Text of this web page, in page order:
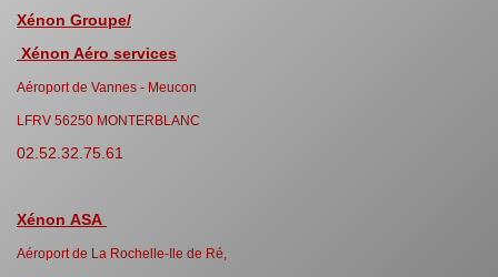
Xénon Groupe/
Xénon Aéro services
Aéroport de Vannes - Meucon
LFRV 56250 MONTERBLANC
02.52.32.75.61
Xénon ASA
Aéroport de La Rochelle-Ile de Ré,